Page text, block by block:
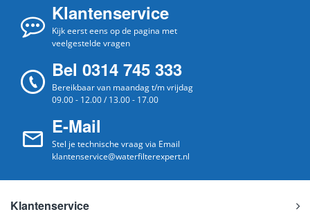
Klantenservice
Kijk eerst eens op de pagina met
veelgestelde vragen
Bel 0314 745 333
Bereikbaar van maandag t/m vrijdag
09.00 - 12.00 / 13.00 - 17.00
E-Mail
Stel je technische vraag via Email
klantenservice@waterfilterexpert.nl
Klantenservice